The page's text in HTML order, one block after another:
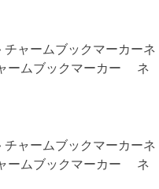
チャームブックマーカーネ
ームブックマーカー ネ
チャームブックマーカーネ
ームブックマーカー ネ